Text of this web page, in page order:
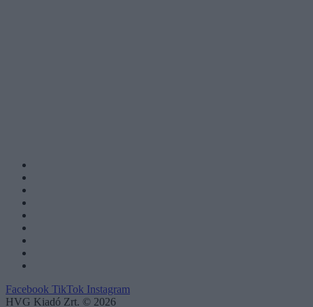
Facebook TikTok Instagram
HVG Kiadó Zrt. © 2026